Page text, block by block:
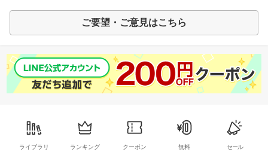
ご要望・ご意見はこちら
ライブラリ ランキング クーポン 無料 セール